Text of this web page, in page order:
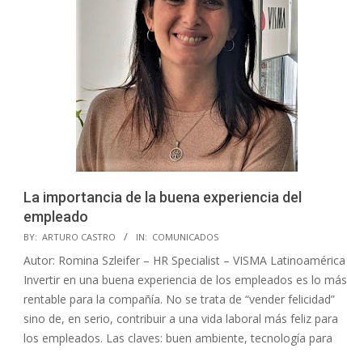
La importancia de la buena experiencia del
empleado
2020-
08-
26
BY: ARTURO CASTRO IN: COMUNICADOS
Autor: Romina Szleifer – HR Specialist – VISMA Latinoamérica
Invertir en una buena experiencia de los empleados es lo más
rentable para la compañía. No se trata de “vender felicidad”
sino de, en serio, contribuir a una vida laboral más feliz para
los empleados. Las claves: buen ambiente, tecnología para